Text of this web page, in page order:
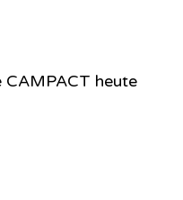
CAMPACT heute